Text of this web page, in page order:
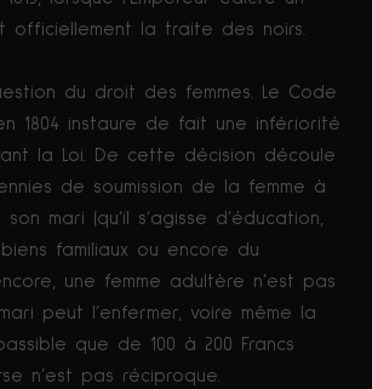
officiellement la traite des noirs.
du droit des femmes. Le Code
1804 instaure de fait une infériorité
la Loi. De cette décision découle
de soumission de la femme à
mari (qu’il s’agisse d’éducation,
familiaux ou encore du
une femme adultère n’est pas
peut l’enfermer, voire même la
que de 100 à 200 Francs
n’est pas réciproque.